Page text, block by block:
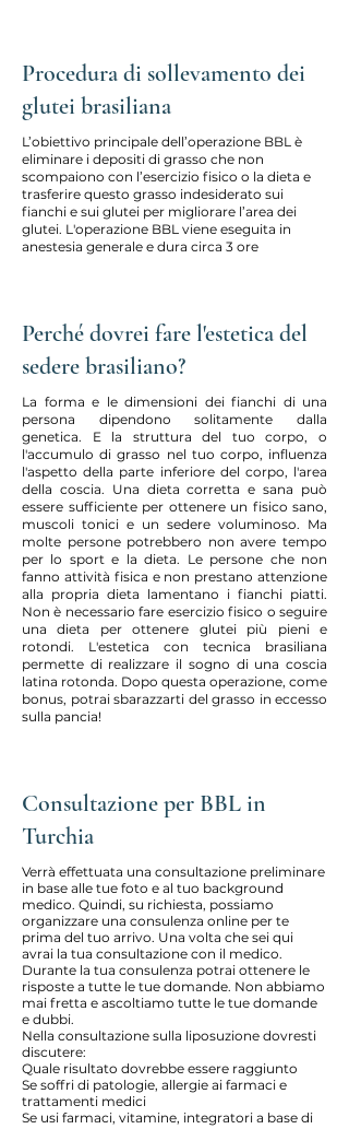
Procedura di sollevamento dei
glutei brasiliana
L’obiettivo principale dell’operazione BBL è
eliminare i depositi di grasso che non
scompaiono con l’esercizio fisico o la dieta e
trasferire questo grasso indesiderato sui
fianchi e sui glutei per migliorare l’area dei
glutei. L'operazione BBL viene eseguita in
anestesia generale e dura circa 3 ore
Perché dovrei fare l'estetica del
sedere brasiliano?
La forma e le dimensioni dei fianchi di una
persona dipendono solitamente dalla
genetica. E la struttura del tuo corpo, o
l'accumulo di grasso nel tuo corpo, influenza
l'aspetto della parte inferiore del corpo, l'area
della coscia. Una dieta corretta e sana può
essere sufficiente per ottenere un fisico sano,
muscoli tonici e un sedere voluminoso. Ma
molte persone potrebbero non avere tempo
per lo sport e la dieta. Le persone che non
fanno attività fisica e non prestano attenzione
alla propria dieta lamentano i fianchi piatti.
Non è necessario fare esercizio fisico o seguire
una dieta per ottenere glutei più pieni e
rotondi. L'estetica con tecnica brasiliana
permette di realizzare il sogno di una coscia
latina rotonda. Dopo questa operazione, come
bonus, potrai sbarazzarti del grasso in eccesso
sulla pancia!
Consultazione per BBL in
Turchia
Verrà effettuata una consultazione preliminare
in base alle tue foto e al tuo background
medico. Quindi, su richiesta, possiamo
organizzare una consulenza online per te
prima del tuo arrivo. Una volta che sei qui
avrai la tua consultazione con il medico.
Durante la tua consulenza potrai ottenere le
risposte a tutte le tue domande. Non abbiamo
mai fretta e ascoltiamo tutte le tue domande
e dubbi.
Nella consultazione sulla liposuzione dovresti
discutere:
Quale risultato dovrebbe essere raggiunto
Se soffri di patologie, allergie ai farmaci e
trattamenti medici
Se usi farmaci, vitamine, integratori a base di